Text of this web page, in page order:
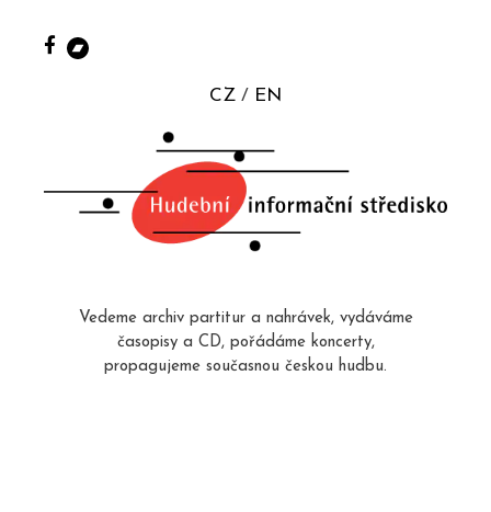
CZ EN
Vedeme archiv partitur a nahrávek, vydáváme
časopisy a CD, pořádáme koncerty,
propagujeme současnou českou hudbu.